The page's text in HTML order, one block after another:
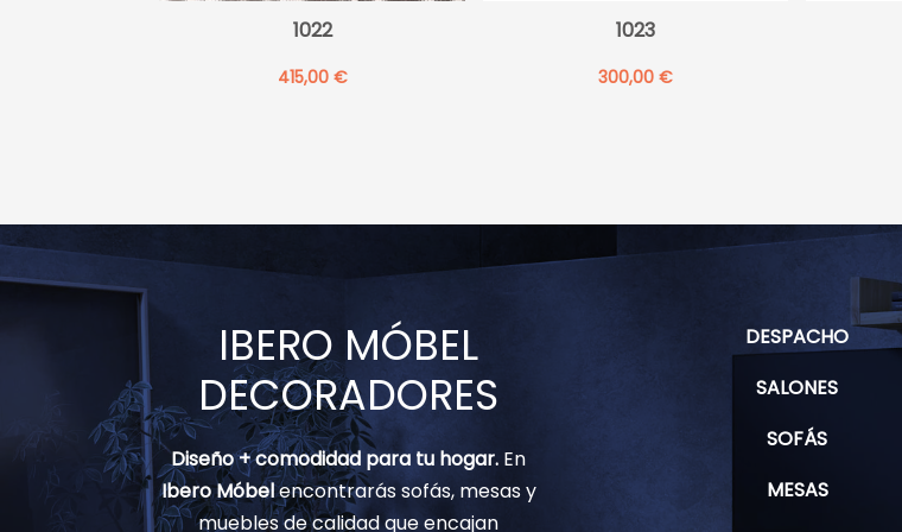
1022
415,00 €
1023
300,00€
IBERO MÓBEL
DECORADORES
Diseño + comodidad para tu hogar. En
Ibero Móbelencontrarás sofás, mesas y
muebles de calidad que encajan
DESPACHO
SALONES
SOFÁS
MESAS